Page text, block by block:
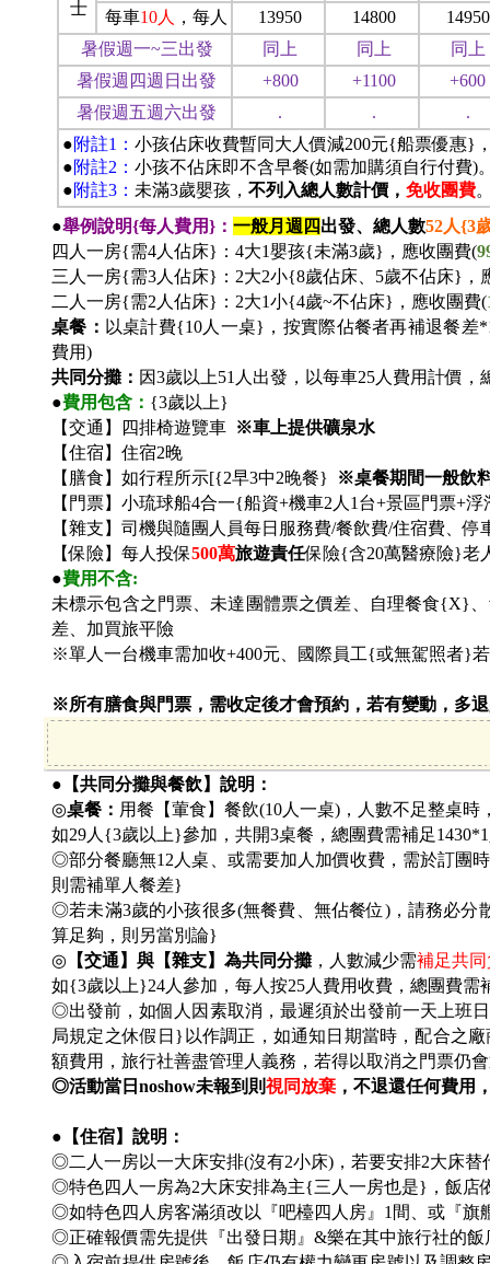
士
每車10人 ，每人 13950 14800
14950
暑假週一~三出發
同上 同上
同上
暑假週四週日出發
+800 +1100
+600
暑假週五週六出發
. .
.
●附註1： 小孩佔床收費暫同大人價減200元{船票優惠}
●附註2： 小孩不佔床即不含早餐(如需加購須自行付費)
●附註3： 未滿3歲嬰孩， 不列入總人數計價， 免收團費
●舉例說明{每人費用}： 一般月週四出發、總人數52人{3
四人一房{需4人佔床}：4大1嬰孩{未滿3歲}，應收團費(
三人一房{需3人佔床}：2大2小{8歲佔床、5歲不佔床}，
二人一房{需2人佔床}：2大1小{4歲~不佔床}，應收團費(
桌餐： 以桌計費{10人一桌}，按實際佔餐者再補退餐差
費用)
共同分攤： 因3歲以上51人出發，以每車25人費用計價，
●費用包含： {3歲以上}
【交通】四排椅遊覽車 ※車上提供礦泉水
【住宿】住宿2晚
【膳食】如行程所示[{2早3中2晚餐}
※桌餐期間一般飲
【門票】小琉球船4合一{船資+機車2人1台+景區門票+浮
【雜支】司機與隨團人員每日服務費/餐飲費/住宿費、停
【保險】每人投保500萬旅遊責任保險{含20萬醫療險}老
●費用不含:
未標示包含之門票、未達團體票之價差、自理餐食{X}
差、加買旅平險
※單人一台機車需加收+400元、國際員工{或無駕照者}
※所有膳食與門票，需收定後才會預約，若有變動，多
●【共同分攤與餐飲】說明：
◎桌餐： 用餐【葷食】餐飲(10人一桌)，人數不足整桌時
如29人{3歲以上}參加，共開3桌餐，總團費需補足
◎部分餐廳無12人桌、或需要加人加價收費，需於訂團
則需補單人餐差}
◎若未滿3歲的小孩很多(無餐費、無佔餐位)，請務必分
算足夠，則另當別論}
◎ 【交通】與【雜支】為共同分攤 ，人數減少需補足共同
如{3歲以上}24人參加，每人按25人費用收費，總團費
◎出發前，如個人因素取消，最遲須於出發前一天上班
局規定之休假日}以作調正，如通知日期當時，配合之
額費用，旅行社善盡管理人義務，若得以取消之門票仍
◎活動當日noshow未報到則視同放棄 ，不退還任何費用
●【住宿】說明：
◎二人一房以一大床安排(沒有2小床)，若要安排2大床
◎特色四人一房為2大床安排為主{三人一房也是}，飯店
◎如特色四人房客滿須改以『吧檯四人房』1間、或『旗
◎正確報價需先提供『出發日期』&樂在其中旅行社的